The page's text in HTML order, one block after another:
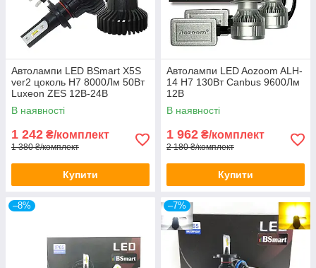
Автолампи LED BSmart X5S
ver2 цоколь H7 8000Лм 50Вт
Luxeon ZES 12В-24В
В наявності
1 242 ₴/комплект
1 380 ₴/комплект
Купити
Автолампи LED Aozoom ALH-
14 H7 130Вт Canbus 9600Лм
12В
В наявності
1 962 ₴/комплект
2 180 ₴/комплект
Купити
–8% –7%